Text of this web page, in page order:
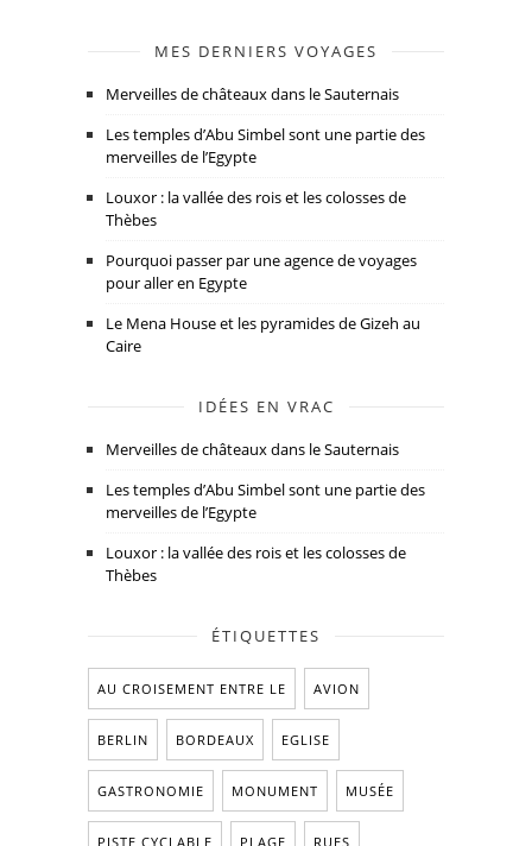
MES DERNIERS VOYAGES
Merveilles de châteaux dans le Sauternais
Les temples d’Abu Simbel sont une partie des
merveilles de l’Egypte
Louxor : la vallée des rois et les colosses de
Thèbes
Pourquoi passer par une agence de voyages
pour aller en Egypte
Le Mena House et les pyramides de Gizeh au
Caire
IDÉES EN VRAC
Merveilles de châteaux dans le Sauternais
Les temples d’Abu Simbel sont une partie des
merveilles de l’Egypte
Louxor : la vallée des rois et les colosses de
Thèbes
ÉTIQUETTES
AU CROISEMENT ENTRE LE AVION
BERLIN BORDEAUX EGLISE
GASTRONOMIE MONUMENT MUSÉE
PISTE CYCLABLE PLAGE RUES